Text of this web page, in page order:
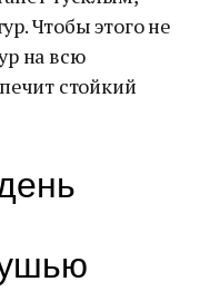
Чтобы этого не
на всю
стойкий